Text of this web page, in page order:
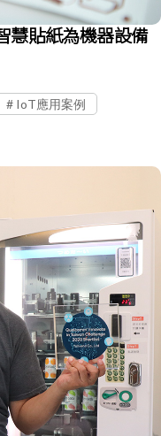
貼紙為機器設備
IoT應用案例